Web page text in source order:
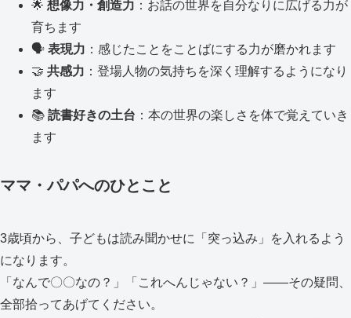
🌟 想像力・創造力 ：お話の世界を自分なりに広げる力が
育ちます
🗣️ 表現力 ：感じたことをことばにする力が磨かれます
🤝 共感力 ：登場人物の気持ちを深く理解するようになり
ます
📚 読書好きの土台 ：本の世界の楽しさを体で覚えていき
ます
ママ・パパへのひとこと
3歳頃から、子どもは読み聞かせに「突っ込み」を入れるよう
になります。
「なんで〇〇なの？」「これへんじゃない？」——その疑問、
全部拾ってあげてください。